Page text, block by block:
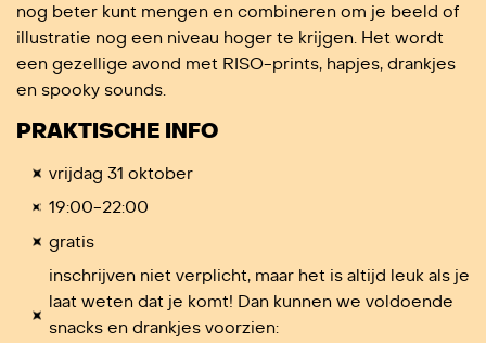
nog beter kunt mengen en combineren om je beeld of
illustratie nog een niveau hoger te krijgen. Het wordt
een gezellige avond met RISO-prints, hapjes, drankjes
en spooky sounds.
PRAKTISCHE INFO
vrijdag 31 oktober
19:00-22:00
gratis
inschrijven niet verplicht, maar het is altijd leuk als je
laat weten dat je komt! Dan kunnen we voldoende
snacks en drankjes voorzien: